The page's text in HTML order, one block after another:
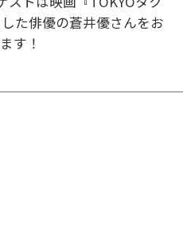
た俳優の蒼井優さんをお
す！